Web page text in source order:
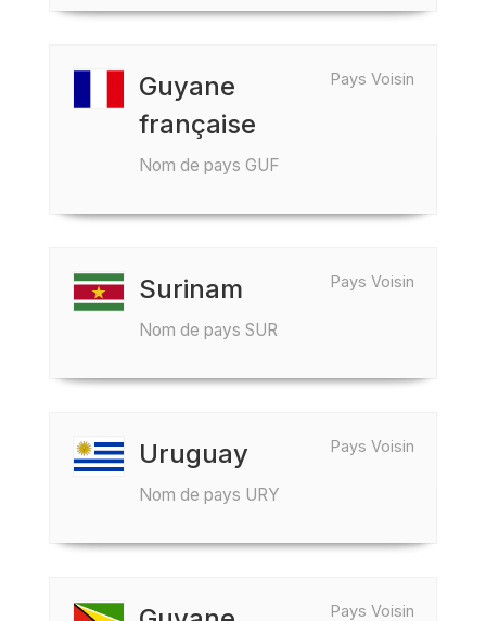
Pays Voisin
Guyane
française
Nom de pays GUF
Pays Voisin
Surinam
Nom de pays SUR
Pays Voisin
Uruguay
Nom de pays URY
Pays Voisin